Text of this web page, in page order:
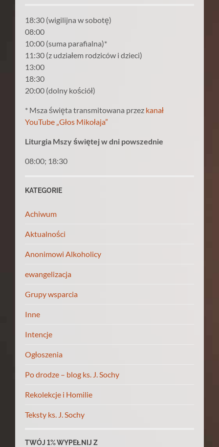
18:30 (wigilijna w sobotę)
08:00
10:00 (suma parafialna)*
11:30 (z udziałem rodziców i dzieci)
13:00
18:30
20:00 (dolny kościół)
* Msza święta transmitowana przez kanał
YouTube „Głos Mikołaja”
Liturgia Mszy świętej w dni powszednie
08:00; 18:30
KATEGORIE
Achiwum
Aktualności
Anonimowi Alkoholicy
ewangelizacja
Grupy wsparcia
Inne
Intencje
Ogłoszenia
Po drodze – blog ks. J. Sochy
Rekolekcje i Homilie
Teksty ks. J. Sochy
TWÓJ 1% WYPEŁNIJ Z